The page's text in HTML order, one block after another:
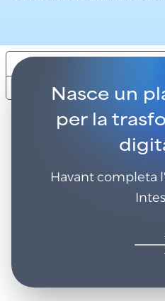
Nasce un
per la
Havant completa
Informativa sulla raccolta